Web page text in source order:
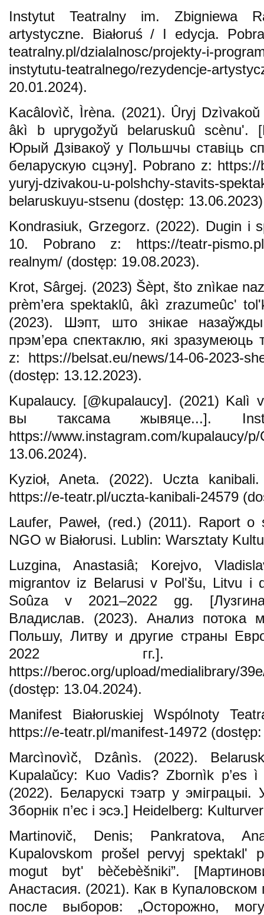
Instytut Teatralny im. Zbigniewa
artystyczne. Białoruś / I edycja.
teatralny.pl/dzialalnosc/projekty-i-
instytutu-teatralnego/rezydencje-
20.01.2024).
Kacâlovìč, Ìrèna. (2021). Ûryj Dzìvakoǔ
âkì b uprygožyǔ belaruskuû scènu'.
Юрый Дзівакоў у Польшчы ставіць
беларускую сцэну]. Pobrano z:
yuryj-dzivakou-u-polshchy-stavits-
belaruskuyu-stsenu (dostęp:
Kondrasiuk, Grzegorz. (2022). Dugin i
10. Pobrano z: https://teatr-pismo.pl/
realnym/ (dostęp: 19.08.2023).
Krot, Sârgej. (2023) Šèpt, što znìkae
prèm’era spektaklû, âkì zrazumeûcʹ
(2023). Шэпт, што знікае
прэм’ера спектаклю, які зразумеюць
z: https://belsat.eu/news/14-06-2023-
(dostęp: 13.12.2023).
Kupalaucy. [@kupalaucy]. (2021) Kalì
вы таксама жывяце...].
https://www.instagram.com/
13.06.2024).
Kyzioł, Aneta. (2022). Uczta
https://e-teatr.pl/uczta-kanibali-24579
Laufer, Paweł, (red.) (2011). Raport
NGO w Białorusi. Lublin: Warsztaty
Luzgina, Anastasiâ; Korejvo,
migrantov iz Belarusi v Polʹšu, Litvu i
Soûza v 2021–2022 gg.
Владислав. (2023). Анализ потока
Польшу, Литву и другие страны
2022 гг.].
https://beroc.org/upload/medialibrary/
(dostęp: 13.04.2024).
Manifest Białoruskiej Wspólnoty
https://e-teatr.pl/manifest-14972
Marcìnovìč, Dzânìs. (2022).
Kupalaǔcy: Kuo Vadis? Zbornìk p’es ì
(2022). Беларускі тэатр у
Зборнік п’ес і эсэ.] Heidelberg:
Martinovič, Denis; Pankratova,
Kupalovskom prošel pervyj spektaklʹ
mogut bytʹ bèčebèšniki”.
Анастасия. (2021). Как в
после выборов: „Осторожно,